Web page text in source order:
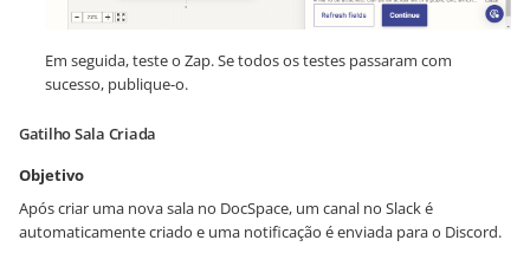
Em seguida, teste o Zap. Se todos os testes passaram com
sucesso, publique-o.
Gatilho Sala Criada
Objetivo
Após criar uma nova sala no DocSpace, um canal no Slack é
automaticamente criado e uma notificação é enviada para o Discord.